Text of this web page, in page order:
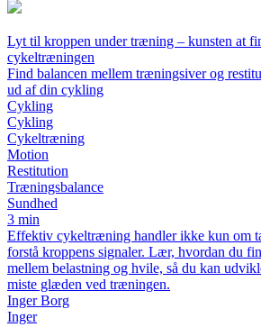
Lyt til kroppen under træning – kunsten at
cykeltræningen
Find balancen mellem træningsiver og
ud af din cykling
Cykling
Cykling
Cykeltræning
Motion
Restitution
Træningsbalance
Sundhed
3 min
Effektiv cykeltræning handler ikke kun om
forstå kroppens signaler. Lær, hvordan du
mellem belastning og hvile, så du kan
miste glæden ved træningen.
Inger Borg
Inger